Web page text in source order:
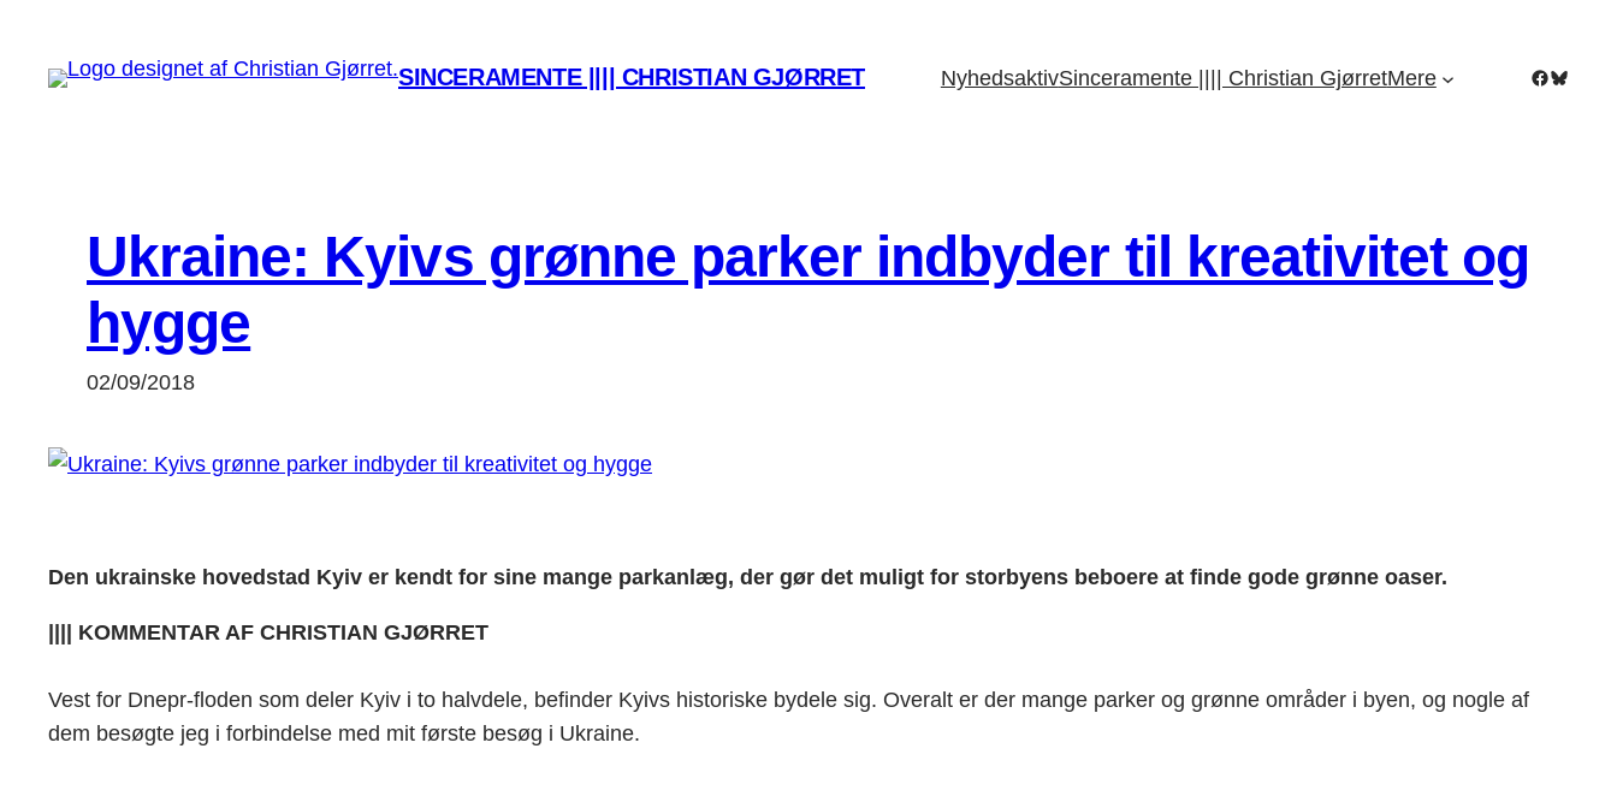
indhold
SINCERAMENTE |||| CHRISTIAN GJØRRET NyhedsaktivSinceramente |||| Christian GjørretMere Facebook
Bluesky
Ukraine: Kyivs grønne parker indbyder til kreativitet og
hygge
02/09/2018
Den ukrainske hovedstad Kyiv er kendt for sine mange parkanlæg, der gør det muligt for storbyens beboere at finde gode grønne oaser.
|||| KOMMENTAR AF CHRISTIAN GJØRRET
Vest for Dnepr-floden som deler Kyiv i to halvdele, befinder Kyivs historiske bydele sig. Overalt er der mange parker og grønne områder i byen, og nogle af
dem besøgte jeg i forbindelse med mit første besøg i Ukraine.